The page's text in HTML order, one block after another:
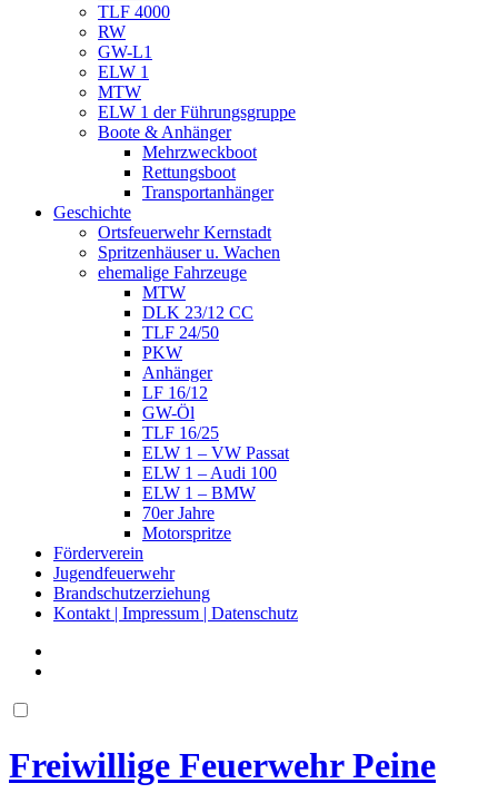
TLF 4000
RW
GW-L1
ELW 1
MTW
ELW 1 der Führungsgruppe
Boote & Anhänger
Mehrzweckboot
Rettungsboot
Transportanhänger
Geschichte
Ortsfeuerwehr Kernstadt
Spritzenhäuser u. Wachen
ehemalige Fahrzeuge
MTW
DLK 23/12 CC
TLF 24/50
PKW
Anhänger
LF 16/12
GW-Öl
TLF 16/25
ELW 1 – VW Passat
ELW 1 – Audi 100
ELW 1 – BMW
70er Jahre
Motorspritze
Förderverein
Jugendfeuerwehr
Brandschutzerziehung
Kontakt | Impressum | Datenschutz
Freiwillige Feuerwehr Peine